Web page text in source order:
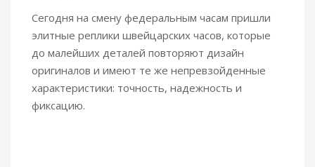
Сегодня на смену федеральным часам пришли
элитные реплики швейцарских часов, которые
до малейших деталей повторяют дизайн
оригиналов и имеют те же непревзойденные
характеристики: точность, надежность и
фиксацию.